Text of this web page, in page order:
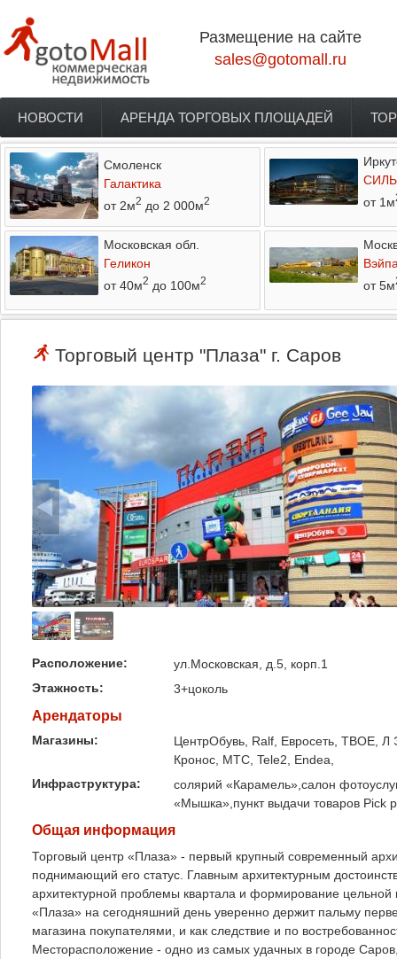
Размещение на сайте
sales@gotomall.ru
Главное меню
НОВОСТИ АРЕНДА ТОРГОВЫХ ПЛОЩАДЕЙ
Смоленск
Галактика
от 2м2 до 2 000м2
от 1м
Московская обл.
Геликон
от 40м2 до 100м2
от 5м
Торговый центр "Плаза" г. Саров
Расположение:
ул.Московская, д.5, корп.1
Этажность:
3+цоколь
Арендаторы
Магазины:
ЦентрОбувь, Ralf, Евросеть, ТВОЕ, Л
Кронос, МТС, Tele2, Endea,
Инфраструктура:
солярий «Карамель»,салон
«Мышка»,пункт выдачи товаров Pick
Общая информация
Торговый центр «Плаза» - первый крупный современный
поднимающий его статус. Главным архитектурным
архитектурной проблемы квартала и формирование цельной
«Плаза» на сегодняшний день уверенно держит пальму
магазина покупателями, и как следствие и по
Месторасположение - одно из самых удачных в городе